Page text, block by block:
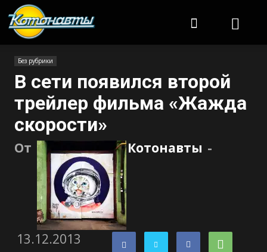
Без рубрики
В сети появился второй
трейлер фильма «Жажда
скорости»
От Котонавты -
13.12.2013